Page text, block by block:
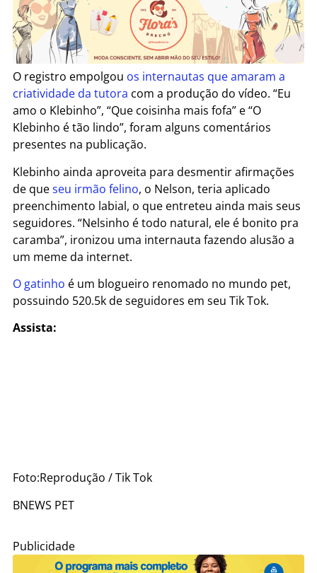
O registro empolgou os internautas que amaram a
criatividade da tutora com a produção do vídeo. “Eu
amo o Klebinho”, “Que coisinha mais fofa” e “O
Klebinho é tão lindo”, foram alguns comentários
presentes na publicação.
Klebinho ainda aproveita para desmentir afirmações
de queseu irmão felino, o Nelson, teria aplicado
preenchimento labial, o que entreteu ainda mais seus
seguidores. “Nelsinho é todo natural, ele é bonito pra
caramba”, ironizou uma internauta fazendo alusão a
um meme da internet.
O gatinho é um blogueiro renomado no mundo pet,
possuindo 520.5k de seguidores em seu Tik Tok.
Assista:
Foto:Reprodução / Tik Tok
BNEWS PET
Publicidade